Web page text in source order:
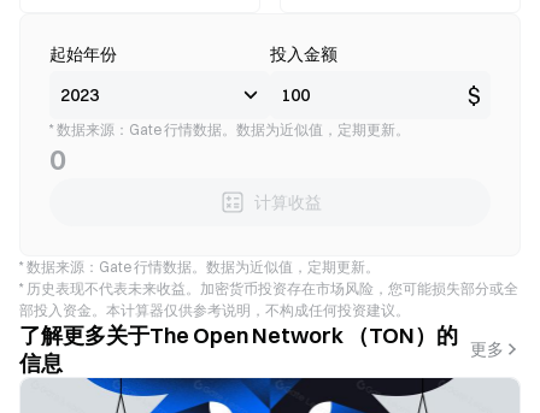
起始年份 投入金额
$
* 数据来源：Gate 行情数据。数据为近似值，定期更新。
0
计算收益
* 数据来源：Gate 行情数据。数据为近似值，定期更新。
* 历史表现不代表未来收益。加密货币投资存在市场风险，您可能损失部分或全
部投入资金。本计算器仅供参考说明，不构成任何投资建议。
了解更多关于The Open Network （TON）的
信息
更多